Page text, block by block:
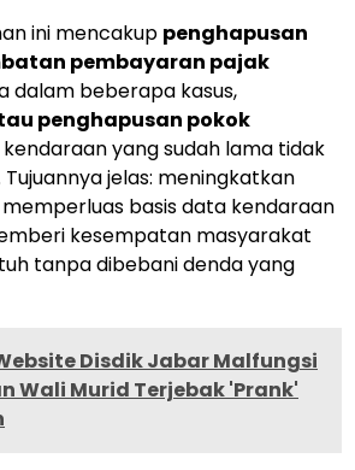
ini mencakup penghapusan
pembayaran pajak
dalam beberapa kasus,
penghapusan pokok
yang sudah lama tidak
jelas: meningkatkan
basis data kendaraan
kesempatan masyarakat
tanpa dibebani denda yang
Disdik Jabar Malfungsi
Wali Murid Terjebak 'Prank'